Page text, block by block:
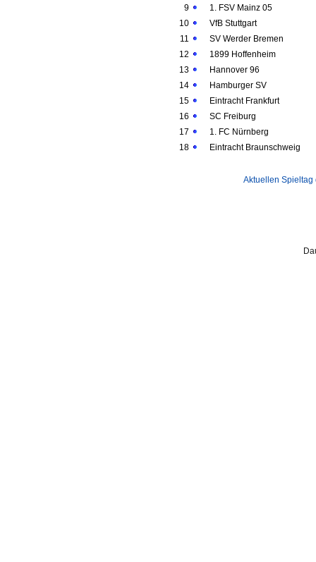
9
1. FSV Mainz 05
10
VfB Stuttgart
11
SV Werder Bremen
12
1899 Hoffenheim
13
Hannover 96
14
Hamburger SV
15
Eintracht Frankfurt
16
SC Freiburg
17
1. FC Nürnberg
18
Eintracht Braunschweig
Aktuellen Spieltag